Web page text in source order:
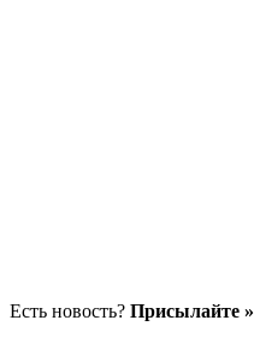
Есть новость? Присылайте »